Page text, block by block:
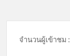
จำนวนผู้เข้าชม :